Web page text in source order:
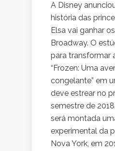
A Disney
história das
Elsa vai ganhar
Broadway. O
para transformar
“Frozen: Uma
congelante” em
deve estrear no
semestre de
será montada
experimental da
Nova York, em